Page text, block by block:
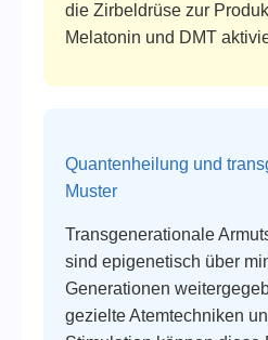
die Zirbeldrüse zur
Melatonin und DMT
Quantenheilung und
Muster
Transgenerationale
sind epigenetisch über
Generationen
gezielte Atemtechniken